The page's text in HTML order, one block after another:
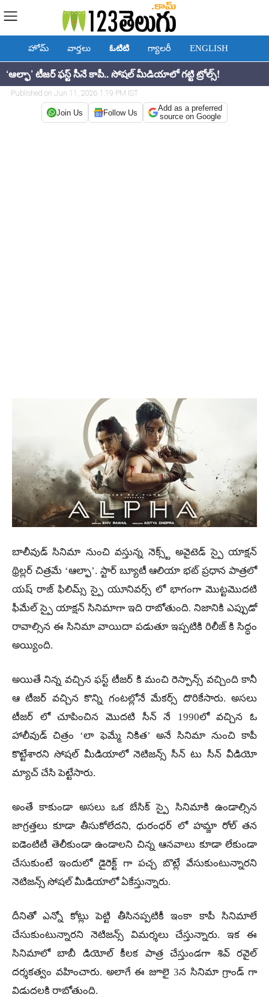
హోమ్ వార్తలు ఓటిటి గ్యాలరీ ENGLISH
‘ఆల్ఫా’ టీజర్ ఫస్ట్ సీనే కాపీ.. సోషల్ మీడియాలో గట్టి ట్రోల్స్!
Published on Jun 11, 2026 1:19 PM IST
Join Us Follow Us
Add as a preferred
source on Google
బాలీవుడ్ సినిమా నుంచి వస్తున్న నెక్స్ట్ అవైటెడ్ స్పై యాక్షన్
థ్రిల్లర్ చిత్రమే ‘ఆల్ఫా’. స్టార్ బ్యూటీ ఆలియా భట్ ప్రధాన పాత్రలో
యష్ రాజ్ ఫిలిమ్స్ స్పై యూనివర్స్ లో భాగంగా మొట్టమొదటి
ఫీమేల్ స్పై యాక్షన్ సినిమాగా ఇది రాబోతుంది. నిజానికి ఎప్పుడో
రావాల్సిన ఈ సినిమా వాయిదా పడుతూ ఇప్పటికి రిలీజ్ కి సిద్ధం
అయ్యింది.
అయితే నిన్న వచ్చిన ఫస్ట్ టీజర్ కి మంచి రెస్పాన్స్ వచ్చింది కానీ
ఆ టీజర్ వచ్చిన కొన్ని గంటల్లోనే మేకర్స్ దొరికేసారు. అసలు
టీజర్ లో చూపించిన మొదటి సీన్ నే 1990లో వచ్చిన ఓ
హాలీవుడ్ చిత్రం ‘లా ఫెమ్మే నికిత’ అనే సినిమా నుంచి కాపీ
కొట్టేశారని సోషల్ మీడియాలో నెటిజన్స్ సీన్ టు సీన్ వీడియో
మ్యాచ్ చేసి పెట్టేసారు.
అంతే కాకుండా అసలు ఒక బేసిక్ స్పై సినిమాకి ఉండాల్సిన
జాగ్రత్తలు కూడా తీసుకోలేదని, ధురంధర్ లో హమ్జా రోల్ తన
ఐడెంటిటీ తెలీకుండా ఉండాలని చిన్న ఆనవాలు కూడా లేకుండా
చేసుకుంటే ఇందులో డైరెక్ట్ గా పచ్చ బొట్లే వేసుకుంటున్నారని
నెటిజన్స్ సోషల్ మీడియాలో ఏకేస్తున్నారు.
దీనితో ఎన్నో కోట్లు పెట్టి తీసినప్పటికీ ఇంకా కాపీ సినిమాలే
చేసుకుంటున్నారని నెటిజన్స్ విమర్శలు చేస్తున్నారు. ఇక ఈ
సినిమాలో బాబీ డియోల్ కీలక పాత్ర చేస్తుండగా శివ్ రవైల్
దర్శకత్వం వహించారు. అలాగే ఈ జూలై 3న సినిమా గ్రాండ్ గా
విడుదలకి రాబోతుంది.